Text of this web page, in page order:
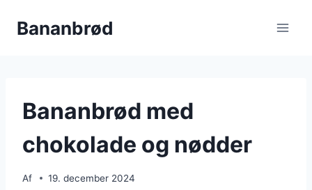
Bananbrød
Bananbrød med
chokolade og nødder
Af 19. december 2024